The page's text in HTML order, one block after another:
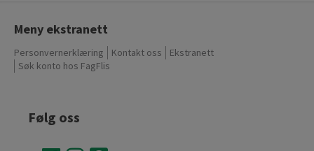
Meny ekstranett
Personvernerklæring Kontakt oss
Ekstranett
Søk konto hos FagFlis
Følg oss